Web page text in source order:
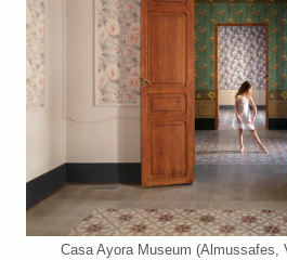
Casa Ayora Museum (Almussafes,